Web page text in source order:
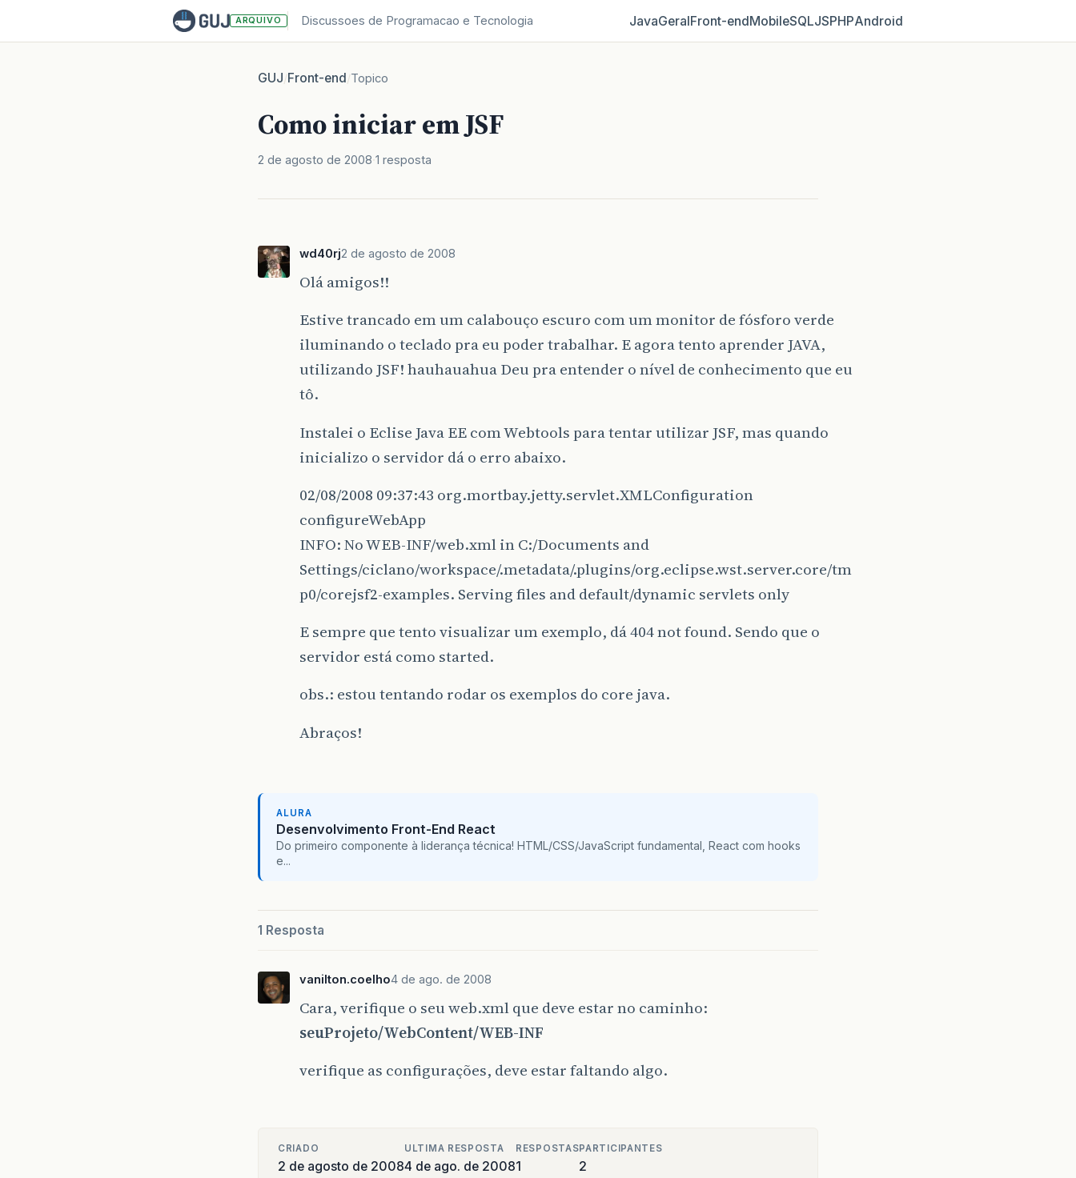
ARQUIVO Discussoes de Programacao e Tecnologia JavaGeralFront‑endMobileSQLJSPHPAndroid
GUJ/Front-end/Topico
Como iniciar em JSF
2 de agosto de 2008 1 resposta
wd40rj2 de agosto de 2008
Olá amigos!!
Estive trancado em um calabouço escuro com um monitor de fósforo verde
iluminando o teclado pra eu poder trabalhar. E agora tento aprender JAVA,
utilizando JSF! hauhauahua Deu pra entender o nível de conhecimento que eu
tô.
Instalei o Eclise Java EE com Webtools para tentar utilizar JSF, mas quando
inicializo o servidor dá o erro abaixo.
02/08/2008 09:37:43 org.mortbay.jetty.servlet.XMLConfiguration
configureWebApp
INFO: No WEB-INF/web.xml in C:/Documents and
Settings/ciclano/workspace/.metadata/.plugins/org.eclipse.wst.server.core/tm
p0/corejsf2-examples. Serving files and default/dynamic servlets only
E sempre que tento visualizar um exemplo, dá 404 not found. Sendo que o
servidor está como started.
obs.: estou tentando rodar os exemplos do core java.
Abraços!
ALURA
Desenvolvimento Front-End React
Do primeiro componente à liderança técnica! HTML/CSS/JavaScript fundamental, React com hooks
e...
1 Resposta
vanilton.coelho4 de ago. de 2008
Cara, verifique o seu web.xml que deve estar no caminho:
seuProjeto/WebContent/WEB-INF
verifique as configurações, deve estar faltando algo.
CRIADO
2 de agosto de 2008
ULTIMA RESPOSTA
4 de ago. de 2008
RESPOSTAS
1
PARTICIPANTES
2